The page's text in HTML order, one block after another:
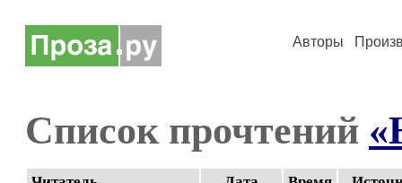
Авторы
Список прочтений